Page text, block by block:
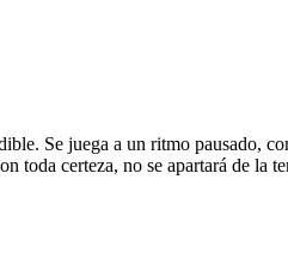
Se juega a un ritmo pausado,
toda certeza, no se apartará de la